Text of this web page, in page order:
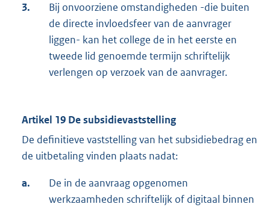
3.
Bij onvoorziene omstandigheden -die buiten
de directe invloedsfeer van de aanvrager
liggen- kan het college de in het eerste en
tweede lid genoemde termijn schriftelijk
verlengen op verzoek van de aanvrager.
Artikel 19 De subsidievaststelling
De definitieve vaststelling van het subsidiebedrag en
de uitbetaling vinden plaats nadat:
a.
De in de aanvraag opgenomen
werkzaamheden schriftelijk of digitaal binnen